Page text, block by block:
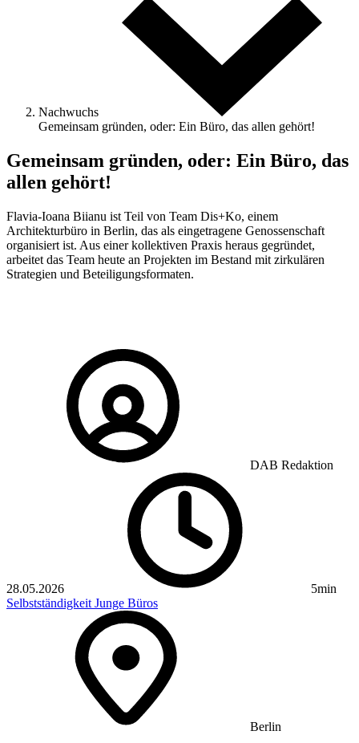
Nachwuchs
Gemeinsam gründen, oder: Ein Büro, das allen gehört!
Gemeinsam gründen, oder: Ein Büro, das
allen gehört!
Flavia-Ioana Biianu ist Teil von Team Dis+Ko, einem
Architekturbüro in Berlin, das als eingetragene Genossenschaft
organisiert ist. Aus einer kollektiven Praxis heraus gegründet,
arbeitet das Team heute an Projekten im Bestand mit zirkulären
Strategien und Beteiligungsformaten.
DAB Redaktion
28.05.2026
5min
Selbstständigkeit Junge Büros
Berlin